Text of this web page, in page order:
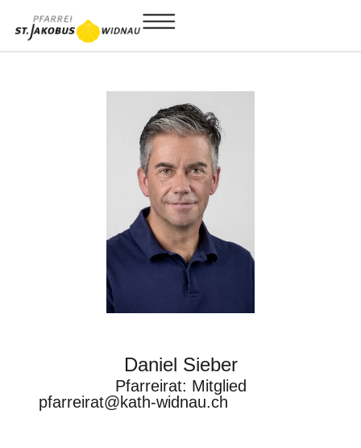
Daniel Sieber
Pfarreirat: Mitglied
pfarreirat@kath-widnau.ch